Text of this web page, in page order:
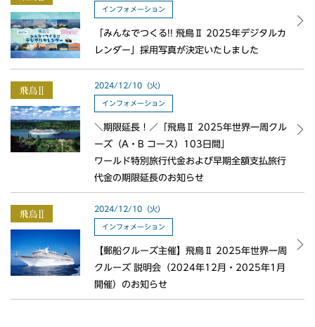
インフォメーション
「みんなでつくる!! 飛鳥Ⅱ 2025年デジタルカ
レンダー」採用写真が決定いたしました
2024/12/10（火）
インフォメーション
＼期限延長！／「飛鳥Ⅱ 2025年世界一周クル
ーズ（A・B コース）103日間」
ワールド特別旅行代金および早期全額支払旅行
代金の期限延長のお知らせ
2024/12/10（火）
インフォメーション
【郵船クルーズ主催】飛鳥Ⅱ 2025年世界一周
クルーズ 説明会（2024年12月・2025年1月
開催）のお知らせ